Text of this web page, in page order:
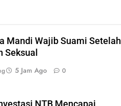
Mandi Wajib Suami Setelah
Seksual
5 Jam Ago 0
NTB Mencapai